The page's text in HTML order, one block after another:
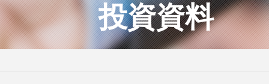
投資資料